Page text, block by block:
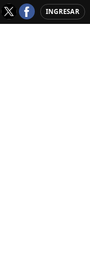
INGRESAR